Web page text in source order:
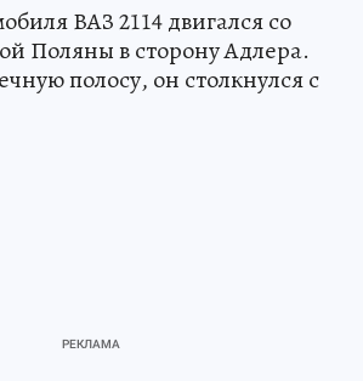
ВАЗ 2114 двигался со
Поляны в сторону Адлера.
полосу, он столкнулся с